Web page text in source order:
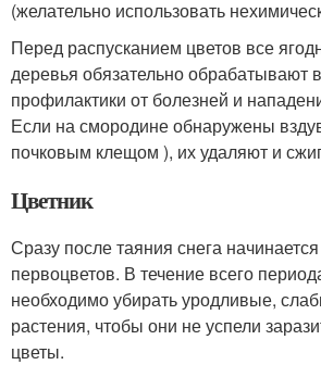
(желательно использовать
Перед распусканием цветов все
деревья обязательно обрабатывают
профилактики от болезней и
Если на смородине обнаружены
почковым клещом ), их удаляют и
Цветник
Сразу после таяния снега
первоцветов. В течение всего
необходимо убирать уродливые,
растения, чтобы они не успели
цветы.